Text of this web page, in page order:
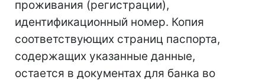
проживания (регистрации),
идентификационный номер. Копия
соответствующих страниц паспорта,
содержащих указанные данные,
остается в документах для банка во